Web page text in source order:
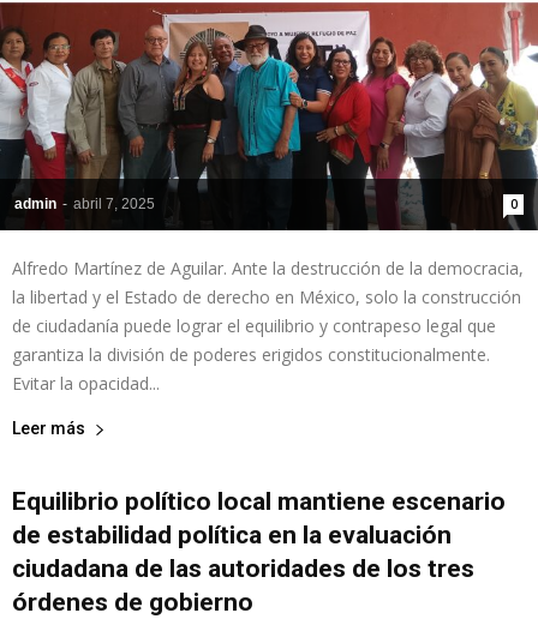
admin - abril 7, 2025 0
Alfredo Martínez de Aguilar. Ante la destrucción de la democracia,
la libertad y el Estado de derecho en México, solo la construcción
de ciudadanía puede lograr el equilibrio y contrapeso legal que
garantiza la división de poderes erigidos constitucionalmente.
Evitar la opacidad...
Leer más
Equilibrio político local mantiene escenario
de estabilidad política en la evaluación
ciudadana de las autoridades de los tres
órdenes de gobierno